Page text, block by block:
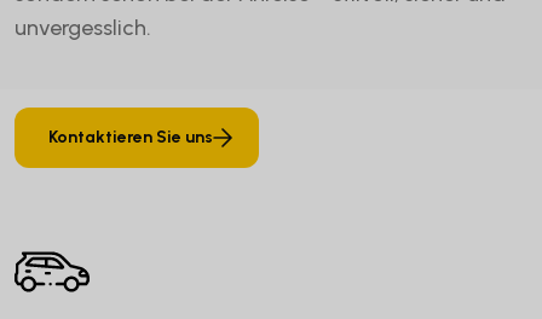
unvergesslich.
Kontaktieren Sie uns